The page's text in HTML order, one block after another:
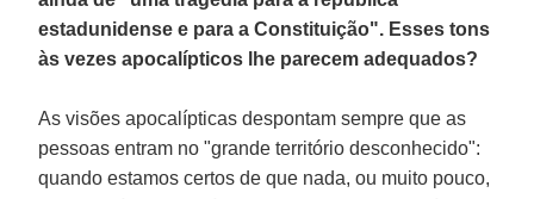
estadunidense e para a Constituição". Esses tons
às vezes apocalípticos lhe parecem adequados?
As visões apocalípticas despontam sempre que as
pessoas entram no "grande território desconhecido":
quando estamos certos de que nada, ou muito pouco,